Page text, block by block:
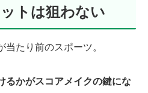
トは狙わない
たり前のスポーツ。
るかがスコアメイクの鍵にな